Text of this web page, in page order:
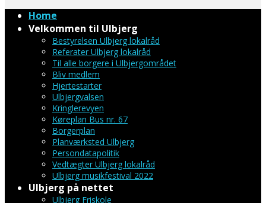
Home
Velkommen til Ulbjerg
Bestyrelsen Ulbjerg lokalråd
Referater Ulbjerg lokalråd
Til alle borgere i Ulbjergområdet
Bliv medlem
Hjertestarter
Ulbjergvalsen
Kringlerevyen
Køreplan Bus nr. 67
Borgerplan
Planværksted Ulbjerg
Persondatapolitik
Vedtægter Ulbjerg lokalråd
Ulbjerg musikfestival 2022
Ulbjerg på nettet
Ulbjerg Friskole